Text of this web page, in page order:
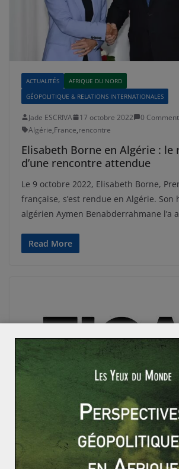
ACTUALITÉS
AFRIQUE DU NORD
GÉOPOLITIQUE & RELATIONS INTERNATIONALES
Jade ESCRIVA 17 octobre 2022
0
Algérie,France,rencontre
Elisabeth Borne en Algérie : le
d’une rencontre attendue
Le 9 octobre 2022, Elisabeth Borne,
française, s’est rendue en Algérie. Son
algérien Aymen Benabderrahmane l’a
Read More